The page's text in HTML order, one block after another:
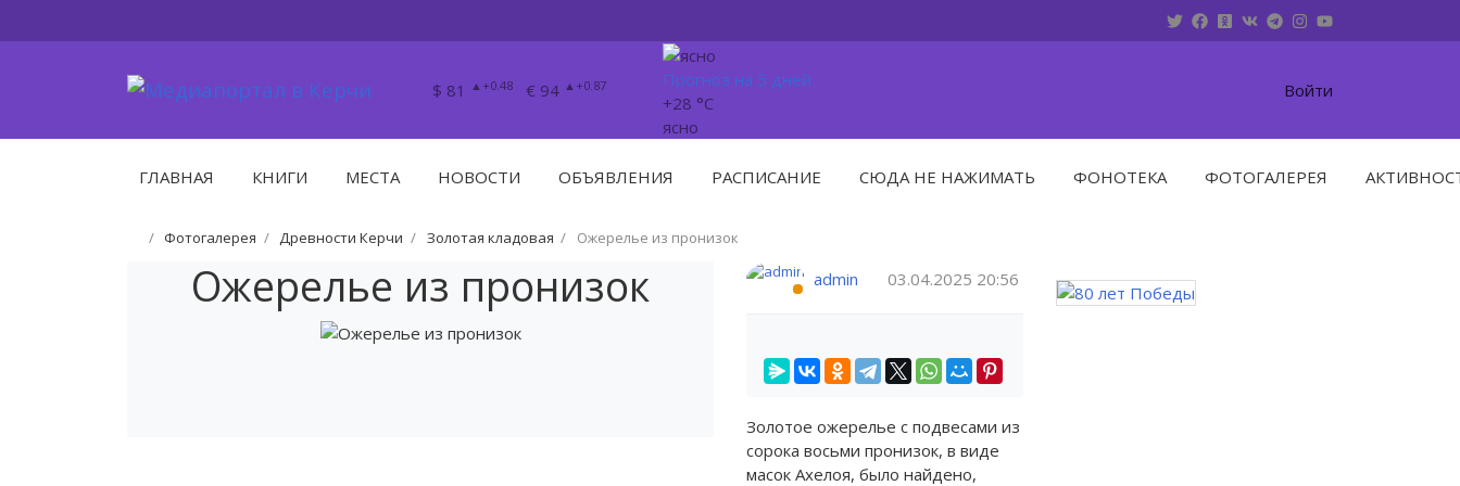
$ 81 ▲+0.48 € 94 ▲+0.87
Прогноз на 5 дней
+28 °C
ясно
Войти
ГЛАВНАЯ КНИГИ МЕСТА НОВОСТИ ОБЪЯВЛЕНИЯ РАСПИСАНИЕ СЮДА НЕ НАЖИМАТЬ ФОНОТЕКА ФОТОГАЛЕРЕЯ
Фотогалерея Древности Керчи Золотая кладовая Ожерелье из пронизок
Ожерелье из пронизок admin 03.04.2025 20:56
Золотое ожерелье с подвесами из
сорока восьми пронизок, в виде
масок Ахелоя, было найдено,